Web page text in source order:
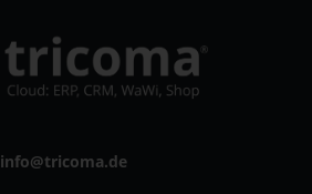
info@tricoma.de